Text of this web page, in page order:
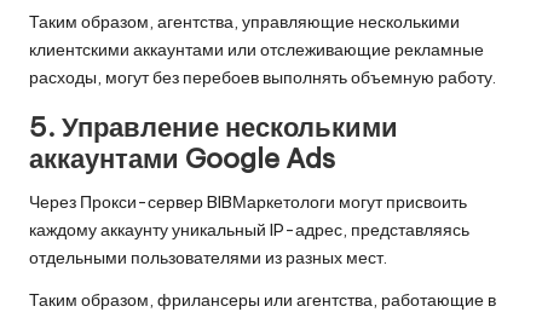
Таким образом, агентства, управляющие несколькими
клиентскими аккаунтами или отслеживающие рекламные
расходы, могут без перебоев выполнять объемную работу.
5. Управление несколькими
аккаунтами Google Ads
Через Прокси-сервер BIBМаркетологи могут присвоить
каждому аккаунту уникальный IP-адрес, представляясь
отдельными пользователями из разных мест.
Таким образом, фрилансеры или агентства, работающие в